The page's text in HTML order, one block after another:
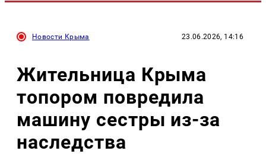
Новости Крыма 23.06.2026, 14:16
Жительница Крыма
топором повредила
машину сестры из-за
наследства